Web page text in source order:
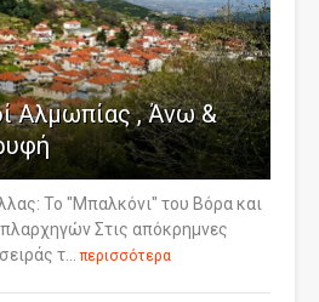
Αλμωπίας , Άνω &
Το "Μπαλκόνι" του Βόρα και
Στις απόκρημνες
τ... περισσότερα